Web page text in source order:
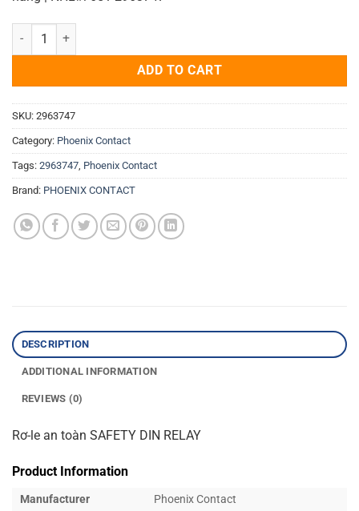
Rơ-le an toàn SAFETY DIN RELAY quantity
ADD TO CART
SKU: 2963747
Category: Phoenix Contact
Tags: 2963747 Phoenix Contact
Brand: PHOENIX CONTACT
DESCRIPTION
ADDITIONAL INFORMATION
REVIEWS (0)
Rơ-le an toàn SAFETY DIN RELAY
Product Information
Manufacturer
Phoenix Contact